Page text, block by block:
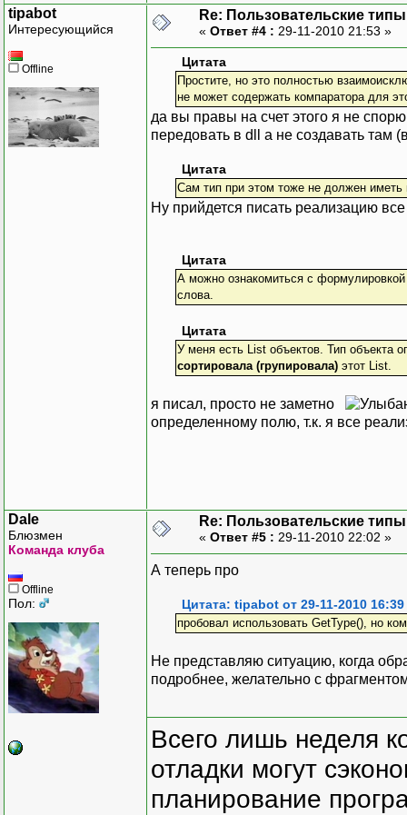
tipabot
Интересующийся
Offline
Re: Пользовательские
« Ответ #4 : 29-11-2010 21:53 »
Цитата
Простите, но это полностью
не может содержать компаратора для
да вы правы на счет этого я не
передовать в dll а не создавать там
Цитата
Сам тип при этом тоже не должен иметь
Ну прийдется писать реализацию все
Цитата
А можно ознакомиться с
слова.
Цитата
У меня есть List объектов. Тип объекта
сортировала (групировала)этот List.
я писал, просто не заметно
определенному полю, т.к. я все
Dale
Блюзмен
Команда клуба
Offline
Пол:
Re: Пользовательские
« Ответ #5 : 29-11-2010 22:02 »
А теперь про
Цитата: tipabot от 29-11-2010 16:39
пробовал использовать GetType(), но
Не представляю ситуацию, когда
подробнее, желательно с
Всего лишь неделя
отладки могут
планирование